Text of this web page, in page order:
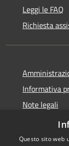
Leggi le FAQ
Richiesta
Informativa
Note legali
Questo sito web